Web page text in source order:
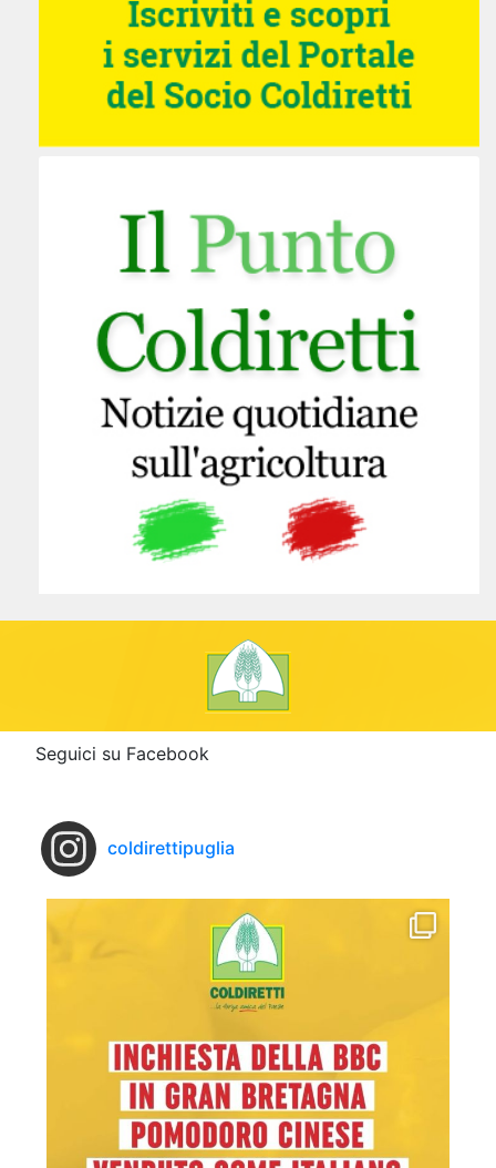
Seguici su Facebook
coldirettipuglia